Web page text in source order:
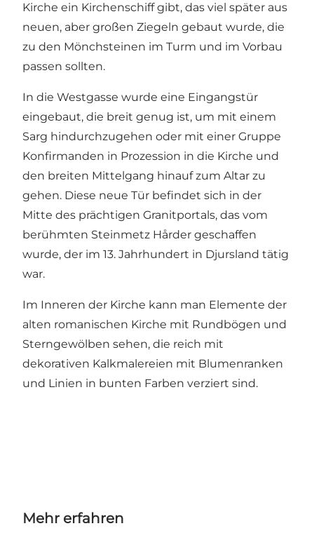
Kirche ein Kirchenschiff gibt, das viel später aus
neuen, aber großen Ziegeln gebaut wurde, die
zu den Mönchsteinen im Turm und im Vorbau
passen sollten.
In die Westgasse wurde eine Eingangstür
eingebaut, die breit genug ist, um mit einem
Sarg hindurchzugehen oder mit einer Gruppe
Konfirmanden in Prozession in die Kirche und
den breiten Mittelgang hinauf zum Altar zu
gehen. Diese neue Tür befindet sich in der
Mitte des prächtigen Granitportals, das vom
berühmten Steinmetz Hårder geschaffen
wurde, der im 13. Jahrhundert in Djursland tätig
war.
Im Inneren der Kirche kann man Elemente der
alten romanischen Kirche mit Rundbögen und
Sterngewölben sehen, die reich mit
dekorativen Kalkmalereien mit Blumenranken
und Linien in bunten Farben verziert sind.
Mehr erfahren